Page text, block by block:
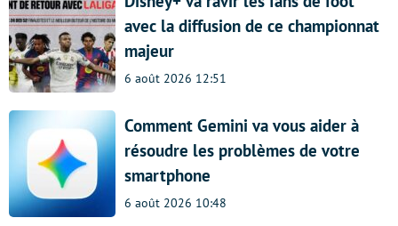
avec la diffusion de ce championnat
majeur
6 août 2026 12:51
Comment Gemini va vous aider à
résoudre les problèmes de votre
smartphone
6 août 2026 10:48